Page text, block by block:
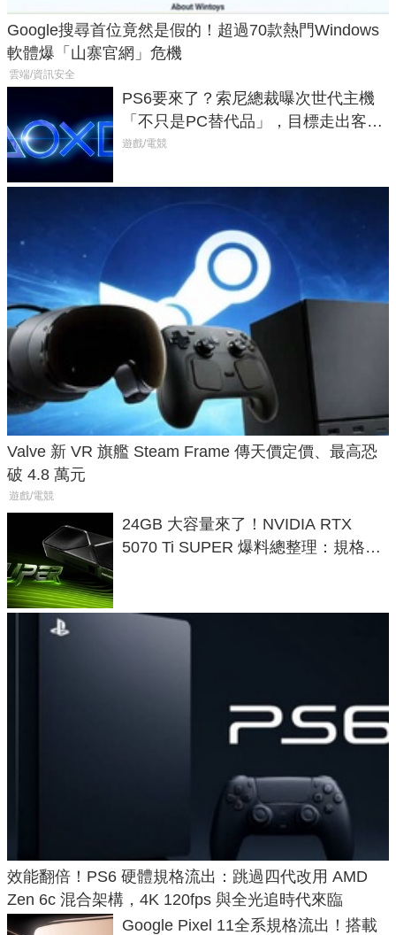
Google搜尋首位竟然是假的！超過70款熱門Windows
軟體爆「山寨官網」危機
雲端/資訊安全
PS6要來了？索尼總裁曝次世代主機
「不只是PC替代品」，目標走出客
廳、進軍電競桌面
遊戲/電競
Valve 新 VR 旗艦 Steam Frame 傳天價定價、最高恐
破 4.8 萬元
遊戲/電競
24GB 大容量來了！NVIDIA RTX
5070 Ti SUPER 爆料總整理：規格、
效能翻倍！PS6 硬體規格流出：跳過四代改用 AMD
Zen 6c 混合架構，4K 120fps 與全光追時代來臨
Google Pixel 11全系規格流出！搭載